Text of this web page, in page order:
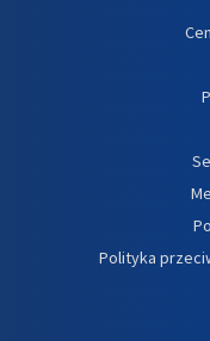
Polityka